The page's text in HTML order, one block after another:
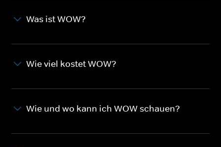
Was ist WOW?
Wie viel kostet WOW?
Wie und wo kann ich WOW schauen?